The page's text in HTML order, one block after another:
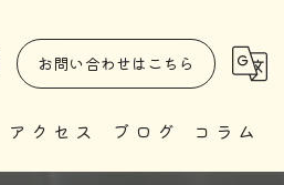
お問い合わせはこちら
アクセス ブログ コラム